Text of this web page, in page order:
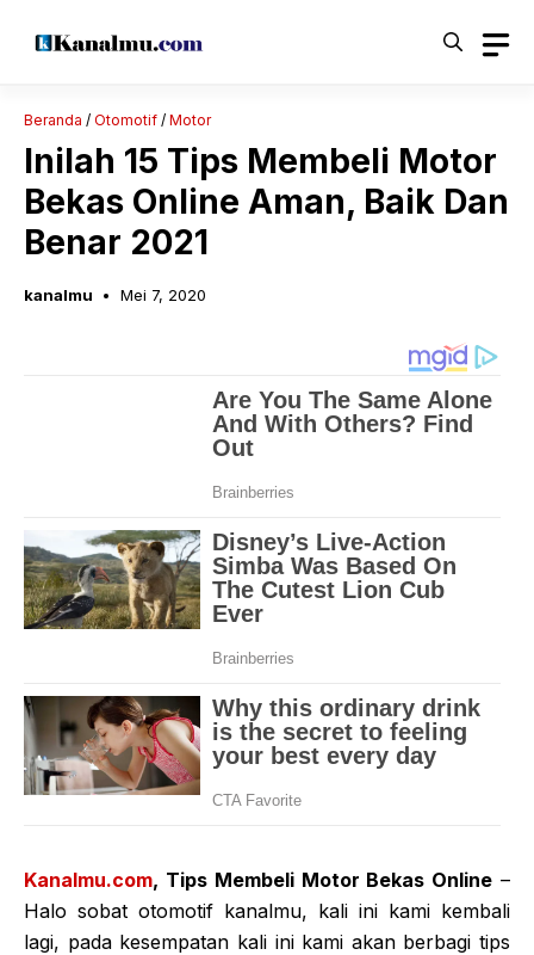
Beranda / Otomotif / Motor
Inilah 15 Tips Membeli Motor
Bekas Online Aman, Baik Dan
Benar 2021
kanalmu Mei 7, 2020
Kanalmu.com, Tips Membeli Motor Bekas Online –
Halo sobat otomotif kanalmu, kali ini kami kembali
lagi, pada kesempatan kali ini kami akan berbagi tips